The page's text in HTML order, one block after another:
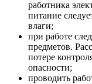
работника
питание
влаги;
при работе
предметов.
потере
опасности;
проводить